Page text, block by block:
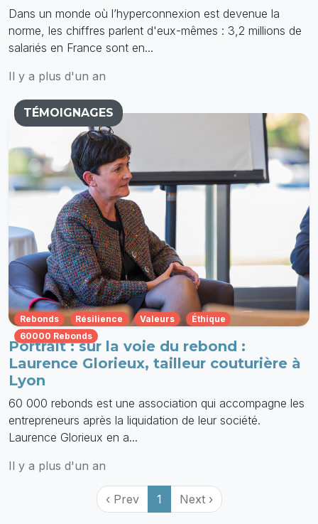
Dans un monde où l’hyperconnexion est devenue la
norme, les chiffres parlent d'eux-mêmes : 3,2 millions de
salariés en France sont en...
Il y a plus d'un an
TÉMOIGNAGES
Rebonds Résilience Valeurs
Éthique
60000 Rebonds
Portrait : sur la voie du rebond :
Laurence Glorieux, tailleur couturière à
Lyon
60 000 rebonds est une association qui accompagne les
entrepreneurs après la liquidation de leur société.
Laurence Glorieux en a...
Il y a plus d'un an
‹ Prev 1 Next ›